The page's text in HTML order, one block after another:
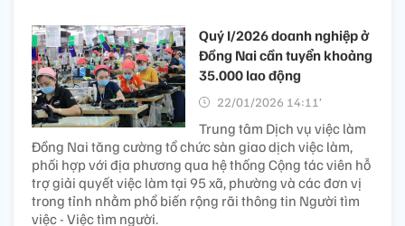
Quý I/2026 doanh nghiệp ở
Đồng Nai cần tuyển khoảng
35.000 lao động
22/01/2026 14:11’
Trung tâm Dịch vụ việc làm
Đồng Nai tăng cường tổ chức sàn giao dịch việc làm,
phối hợp với địa phương qua hệ thống Cộng tác viên hỗ
trợ giải quyết việc làm tại 95 xã, phường và các đơn vị
trong tỉnh nhằm phổ biến rộng rãi thông tin Người tìm
việc - Việc tìm người.